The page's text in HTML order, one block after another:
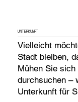
Vielleicht
Stadt bleiben,
Mühen Sie
durchsuchen –
Unterkunft für
UNTERKUNFT